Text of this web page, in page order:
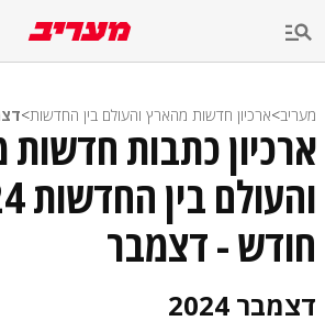
מעריב>ארכיון חדשות מהארץ והעולם בין החדשות>
ארכיון כתבות
חודש - דצמבר
דצמבר 2024